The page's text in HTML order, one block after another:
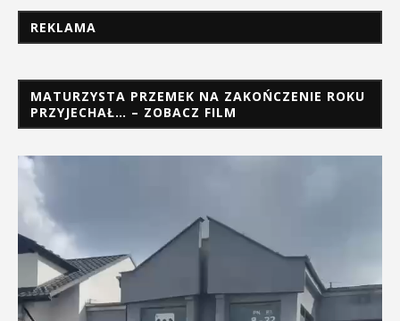
REKLAMA
MATURZYSTA PRZEMEK NA ZAKOŃCZENIE ROKU
PRZYJECHAŁ… – ZOBACZ FILM
Odtwarzacz